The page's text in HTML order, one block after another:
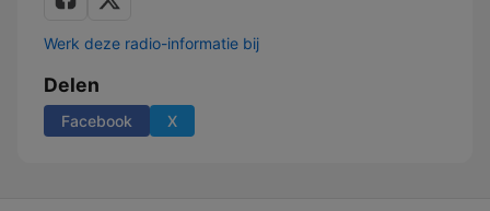
Werk deze radio-informatie bij
Delen
Facebook X